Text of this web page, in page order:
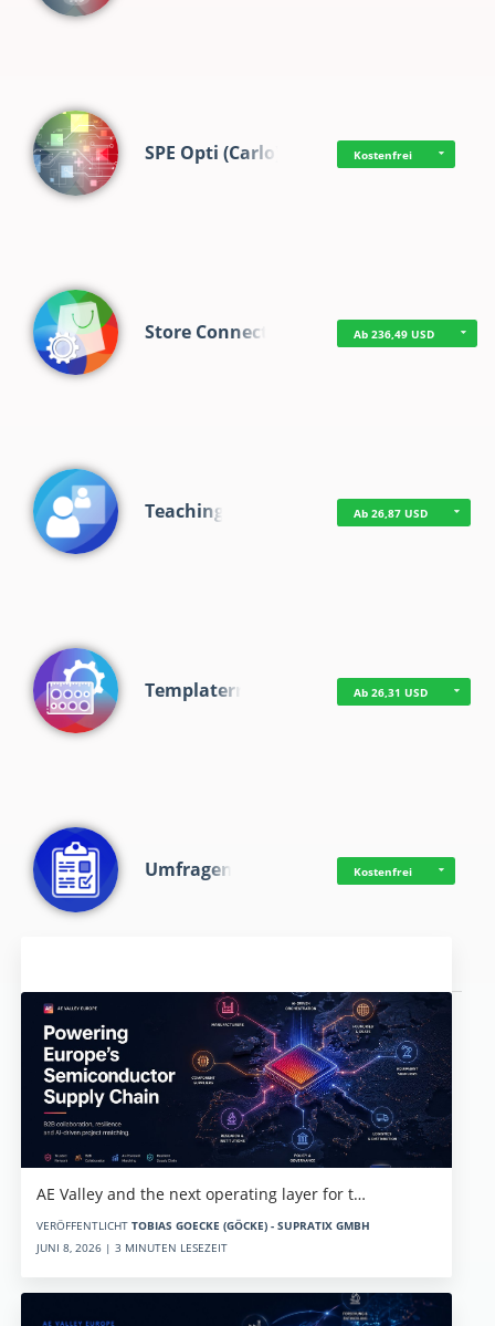
SPE Opti (Carlo) Kostenfrei
Store Connect Ab 236,49 USD
Teaching Ab 26,87 USD
Templaterr Ab 26,31 USD
Umfragen Kostenfrei
AE Valley and the next operating layer for t…
VERÖFFENTLICHT TOBIAS GOECKE (GÖCKE) - SUPRATIX GMBH
JUNI 8, 2026 | 3 MINUTEN LESEZEIT